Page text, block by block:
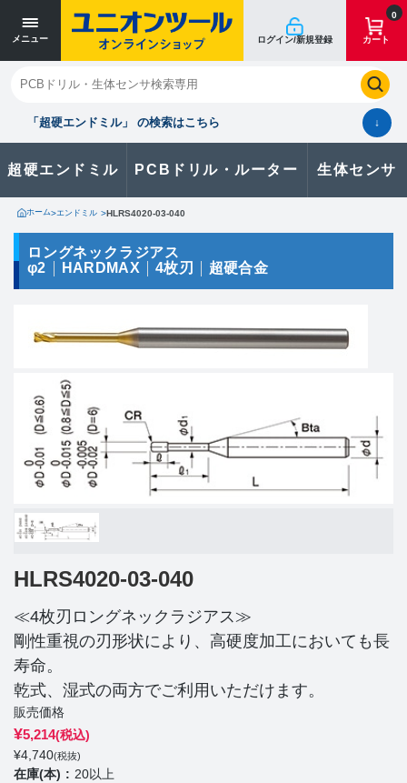
メニュー ログイン/新規登録
0
カート
「超硬エンドミル」 の検索はこちら ↓
超硬エンドミル PCBドリル・ルーター 生体センサ
閉じる
お気に入り クイックオーダー 購入履歴
製品に関するお問い合わせはこちら
お問い合わせ
カタログ一覧
ホーム>エンドミル >HLRS4020-03-040
ロングネックラジアス
φ2
HARDMAX 4枚刃 超硬合金
HLRS4020-03-040
≪4枚刃ロングネックラジアス≫
剛性重視の刃形状により、高硬度加工においても長
寿命。
乾式、湿式の両方でご利用いただけます。
販売価格
¥5,214(税込)
¥4,740(税抜)
在庫(本)
20以上
寸法単位 [mm]
寸法単位 [mm]